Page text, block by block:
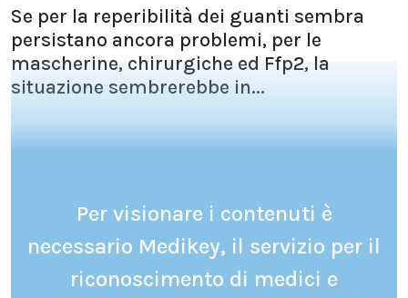
Se per la reperibilità dei guanti sembra
persistano ancora problemi, per le
mascherine, chirurgiche ed Ffp2, la
situazione sembrerebbe in...
Per visionare i contenuti è
necessario Medikey, il servizio per il
riconoscimento di medici e